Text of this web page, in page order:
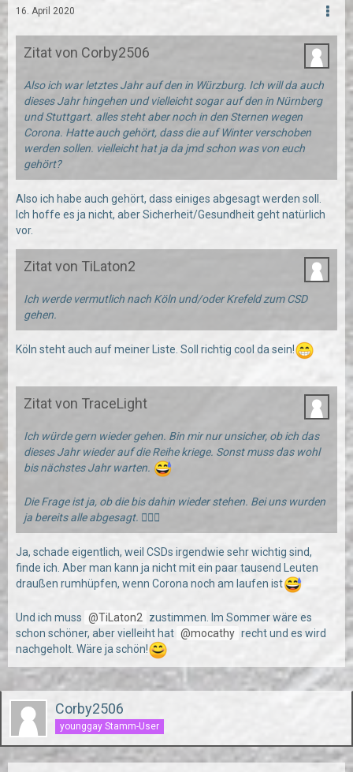
16. April 2020
Zitat von Corby2506
Also ich war letztes Jahr auf den in Würzburg. Ich will da auch
dieses Jahr hingehen und vielleicht sogar auf den in Nürnberg
und Stuttgart. alles steht aber noch in den Sternen wegen
Corona. Hatte auch gehört, dass die auf Winter verschoben
werden sollen. vielleicht hat ja da jmd schon was von euch
gehört?
Also ich habe auch gehört, dass einiges abgesagt werden soll.
Ich hoffe es ja nicht, aber Sicherheit/Gesundheit geht natürlich
vor.
Zitat von TiLaton2
Ich werde vermutlich nach Köln und/oder Krefeld zum CSD
gehen.
Köln steht auch auf meiner Liste. Soll richtig cool da sein!
Zitat von TraceLight
Ich würde gern wieder gehen. Bin mir nur unsicher, ob ich das
dieses Jahr wieder auf die Reihe kriege. Sonst muss das wohl
bis nächstes Jahr warten.
Die Frage ist ja, ob die bis dahin wieder stehen. Bei uns wurden
ja bereits alle abgesagt. 🤷🏻‍♂️
Ja, schade eigentlich, weil CSDs irgendwie sehr wichtig sind,
finde ich. Aber man kann ja nicht mit ein paar tausend Leuten
draußen rumhüpfen, wenn Corona noch am laufen ist
Und ich muss TiLaton2
zustimmen. Im Sommer wäre es
schon schöner, aber vielleiht hat
mocathy recht und es wird
nachgeholt. Wäre ja schön!
Corby2506
younggay Stamm-User